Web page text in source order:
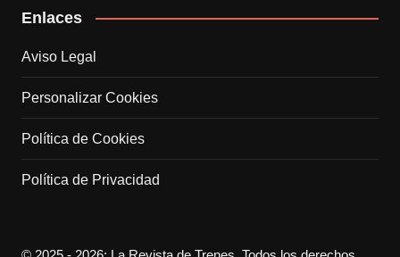
Enlaces
Aviso Legal
Personalizar Cookies
Política de Cookies
Política de Privacidad